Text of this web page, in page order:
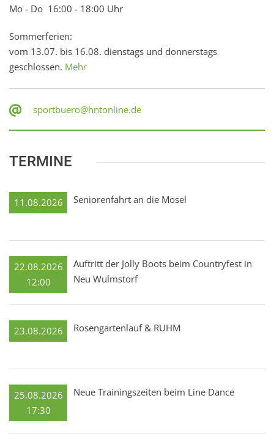
Mo - Do 16:00 - 18:00 Uhr
Sommerferien:
vom 13.07. bis 16.08. dienstags und donnerstags
geschlossen. Mehr
sportbuero@hntonline.de
TERMINE
11.08.2026 Seniorenfahrt an die Mosel
22.08.2026
12:00
Auftritt der Jolly Boots beim Countryfest in
Neu Wulmstorf
23.08.2026 Rosengartenlauf & RUHM
25.08.2026
17:30
Neue Trainingszeiten beim Line Dance